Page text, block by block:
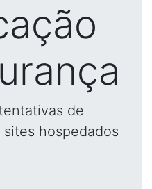
de
hospedados